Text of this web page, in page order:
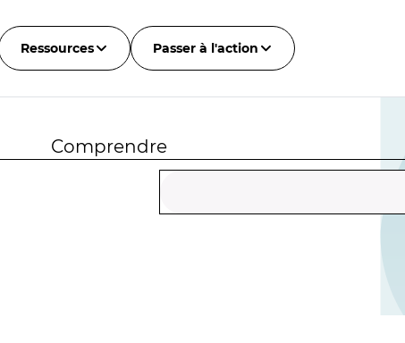
Ressources Passer à l'action
Comprendre